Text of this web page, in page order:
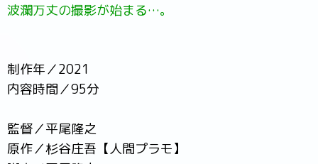
波瀾万丈の撮影が始まる…。
制作年／2021
内容時間／95分
監督／平尾隆之
原作／杉谷庄吾【人間プラモ】